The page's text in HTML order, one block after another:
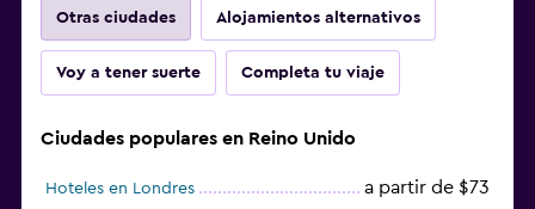
Otras ciudades Alojamientos alternativos
Voy a tener suerte Completa tu viaje
Ciudades populares en Reino Unido
Hoteles en Londres a partir de $73